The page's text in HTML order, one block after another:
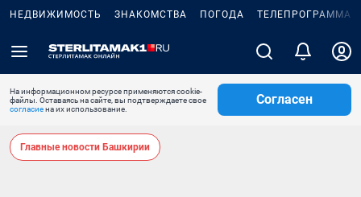
НЕДВИЖИМОСТЬ ЗНАКОМСТВА ПОГОДА ТЕЛЕПРОГРАММА
На информационном ресурсе применяются cookie-
файлы. Оставаясь на сайте, вы подтверждаете свое
согласиена их использование.
Согласен
Главные новости Башкирии